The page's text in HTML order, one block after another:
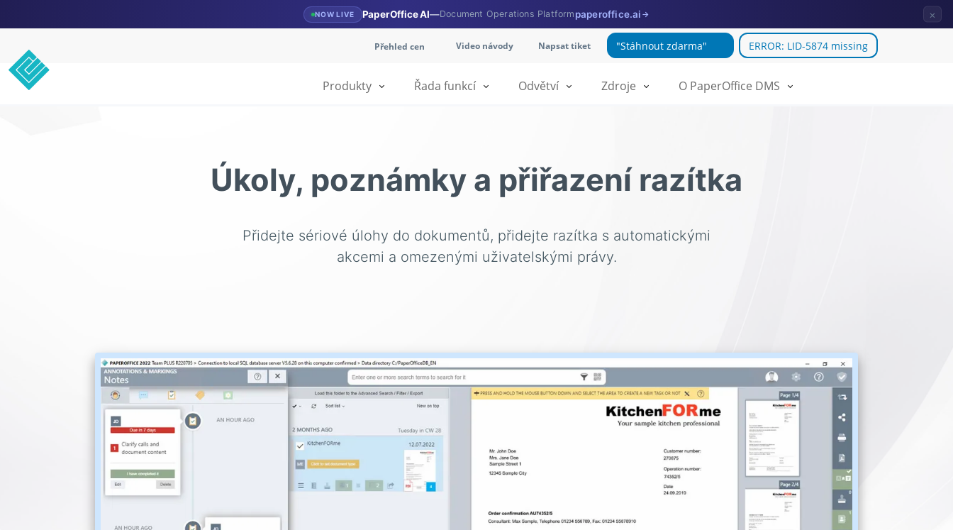
NOW LIVE PaperOffice AI—Document Operations Platform paperoffice.ai → ×
Přehled cen Video návody Napsat tiket "Stáhnout zdarma" ERROR: LID-5874 missing
O PaperOffice DMS
Zdroje
Odvětví
Řada funkcí
Produkty
Úkoly, poznámky a přiřazení razítka
Přidejte sériové úlohy do dokumentů, přidejte razítka s automatickými
akcemi a omezenými uživatelskými právy.